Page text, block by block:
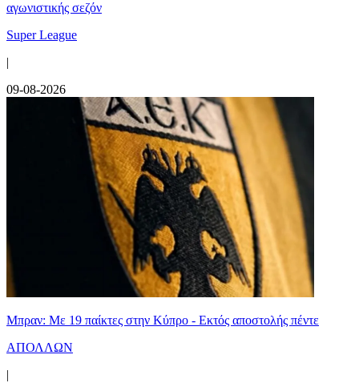
αγωνιστικής σεζόν
Super League
|
09-08-2026
Μπραν: Με 19 παίκτες στην Κύπρο - Εκτός αποστολής πέντε
ΑΠΟΛΛΩΝ
|